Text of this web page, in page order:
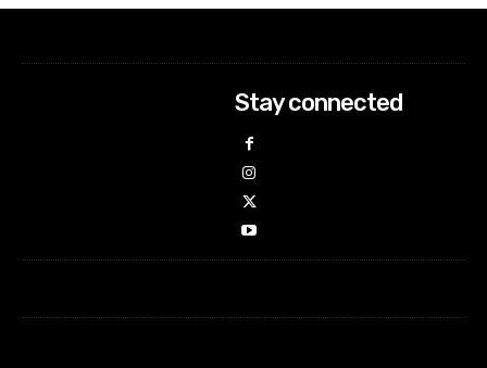
Stay connected